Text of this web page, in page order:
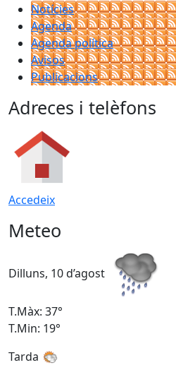
Notícies
Agenda
Agenda política
Avisos
Publicacions
Adreces i telèfons
Accedeix
Meteo
Dilluns, 10 d’agost
T.Màx: 37°
T.Min: 19°
Tarda